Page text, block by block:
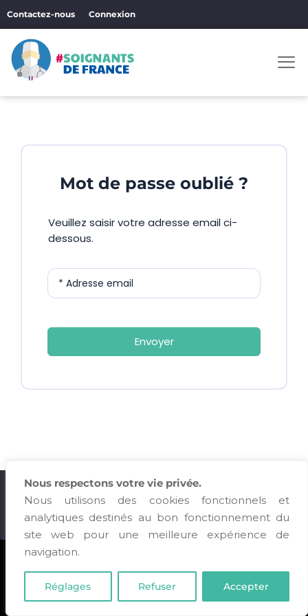
Nous respectons votre vie privée.
Nous utilisons des cookies fonctionnels et
analytiques destinés au bon fonctionnement du
site web pour une meilleure expérience de
navigation.
Réglages Refuser Accepter
contenu
Contactez-nous Connexion
Mot de passe oublié ?
Veuillez saisir votre adresse email ci-
dessous.
* Adresse email
Envoyer
contact@soignantsdefrance.org
04 88 60 14 06
Copyright © 2024-2026 Association Soignants de France |
Charte éthique